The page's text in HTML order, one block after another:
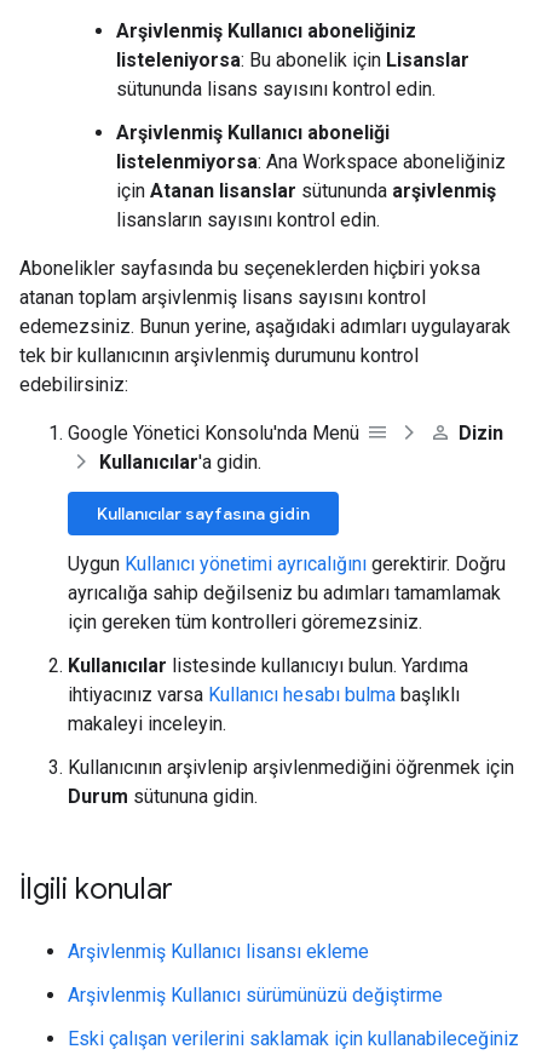
Arşivlenmiş Kullanıcı aboneliğiniz
listeleniyorsa: Bu abonelik için Lisanslar
sütununda lisans sayısını kontrol edin.
Arşivlenmiş Kullanıcı aboneliği
listelenmiyorsa: Ana Workspace aboneliğiniz
için Atanan lisanslar sütununda arşivlenmiş
lisansların sayısını kontrol edin.
Abonelikler sayfasında bu seçeneklerden hiçbiri yoksa
atanan toplam arşivlenmiş lisans sayısını kontrol
edemezsiniz. Bunun yerine, aşağıdaki adımları uygulayarak
tek bir kullanıcının arşivlenmiş durumunu kontrol
edebilirsiniz:
Google Yönetici Konsolu'nda Menü
Dizin
Kullanıcılar'a gidin.
Kullanıcılar sayfasına gidin
Uygun Kullanıcı yönetimi ayrıcalığını gerektirir. Doğru
ayrıcalığa sahip değilseniz bu adımları tamamlamak
için gereken tüm kontrolleri göremezsiniz.
Kullanıcılar listesinde kullanıcıyı bulun. Yardıma
ihtiyacınız varsa Kullanıcı hesabı bulma başlıklı
makaleyi inceleyin.
Kullanıcının arşivlenip arşivlenmediğini öğrenmek için
Durum sütununa gidin.
İlgili konular
Arşivlenmiş Kullanıcı lisansı ekleme
Arşivlenmiş Kullanıcı sürümünüzü değiştirme
Eski çalışan verilerini saklamak için kullanabileceğiniz